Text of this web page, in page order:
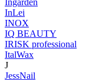
Ingarden
InLei
INOX
IQ BEAUTY
IRISK professional
ItalWax
J
JessNail